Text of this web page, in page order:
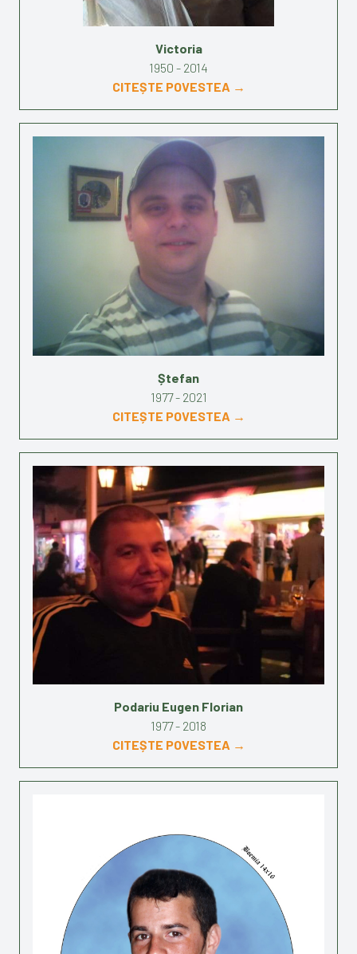
Victoria
1950 - 2014
CITEȘTE POVESTEA →
Ștefan
1977 - 2021
CITEȘTE POVESTEA →
Podariu Eugen Florian
1977 - 2018
CITEȘTE POVESTEA →